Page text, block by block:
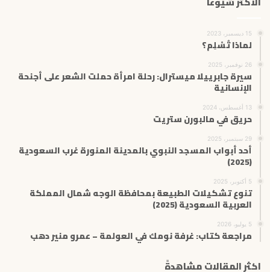
15 ديسمبر، 2023
لماذا تُسْلِم؟
26 نوفمبر، 2025
سيرة جابرييلا ميسترال: رحلة امرأة حملت الشعر على أجنحة
الإنسانية
13 أغسطس، 2024
حريق في مالبورن ستريت
29 سبتمبر، 2025
أحد أبواب المسجد النبوي بالمدينة المنورة غرب السعودية
(2025)
5 أكتوبر، 2025
تنوع تشكيلات الطبيعة بمحافظة الوجه شمال المملكة
العربية السعودية (2025)
5 يوليو، 2026
مراجعة كتاب: غرفة نومك في العولمة – عمرو منير دهب
اكثر المقالات مشاهدةً